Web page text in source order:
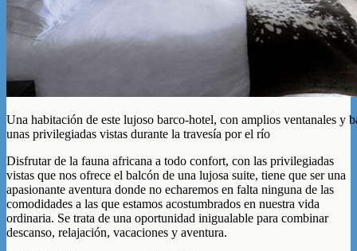
Una habitación de este lujoso barco-hotel, con amplios ventanales y
unas privilegiadas vistas durante la travesía por el río
Disfrutar de la fauna africana a todo confort, con las privilegiadas
vistas que nos ofrece el balcón de una lujosa suite, tiene que ser una
apasionante aventura donde no echaremos en falta ninguna de las
comodidades a las que estamos acostumbrados en nuestra vida
ordinaria. Se trata de una oportunidad inigualable para combinar
descanso, relajación, vacaciones y aventura.